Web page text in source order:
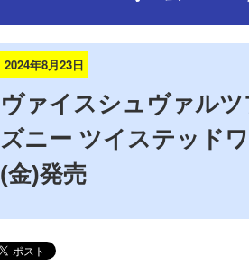
2024年8月23日
ヴァイスシュヴァル
ズニー ツイステッド
(金)発売